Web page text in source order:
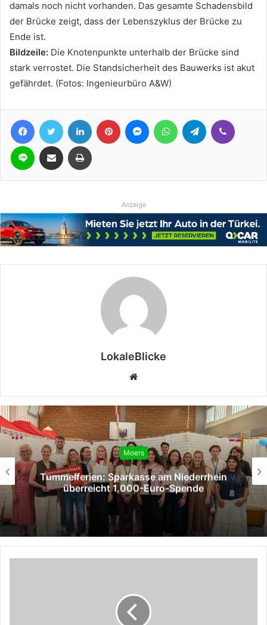
damals noch nicht vorhanden. Das gesamte Schadensbild
der Brücke zeigt, dass der Lebenszyklus der Brücke zu
Ende ist.
Bildzeile: Die Knotenpunkte unterhalb der Brücke sind
stark verrostet. Die Standsicherheit des Bauwerks ist akut
gefährdet. (Fotos: Ingenieurbüro A&W)
FacebookTwitter LinkedIn Pinterest MessengerWhatsAppTelegram
Line Teile per E-Mail Drucken
Anzeige
LokaleBlicke
Webseite
Moers
Tummelferien: Sparkasse am Niederrhein
überreicht 1.000-Euro-Spende